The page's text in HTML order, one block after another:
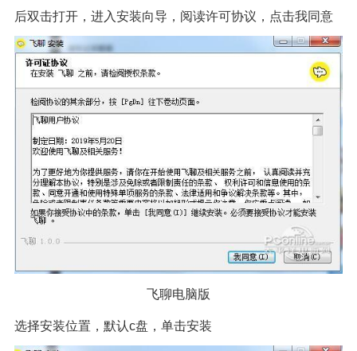
后双击打开，进入安装向导，阅读许可协议，点击我同意
飞聊电脑版
选择安装位置，默认c盘，单击安装